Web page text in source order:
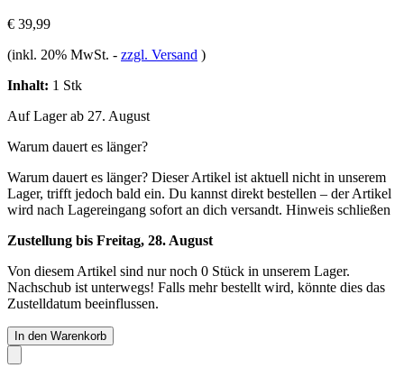
€ 39,99
(inkl. 20% MwSt. - zzgl. Versand )
Inhalt: 1 Stk
Auf Lager ab 27. August
Warum dauert es länger?
Warum dauert es länger? Dieser Artikel ist aktuell nicht in unserem
Lager, trifft jedoch bald ein. Du kannst direkt bestellen – der Artikel
wird nach Lagereingang sofort an dich versandt. Hinweis schließen
Zustellung bis Freitag, 28. August
Von diesem Artikel sind nur noch 0 Stück in unserem Lager.
Nachschub ist unterwegs! Falls mehr bestellt wird, könnte dies das
Zustelldatum beeinflussen.
In den Warenkorb